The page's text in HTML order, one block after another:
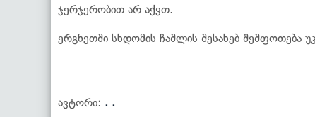
ჯერჯერობით არ აქვთ.
ერგნეთში სხდომის ჩაშლის შესახებ შეშფოთება
ავტორი: . .